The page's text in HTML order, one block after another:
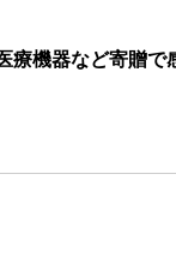
療機器など寄贈で